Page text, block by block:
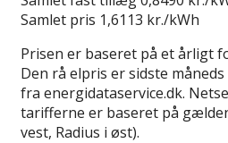
Samlet pris 1,6113 kr./kWh
Prisen er baseret på et årligt
Den rå elpris er sidste
fra energidataservice.dk.
tarifferne er baseret på
vest, Radius i øst).